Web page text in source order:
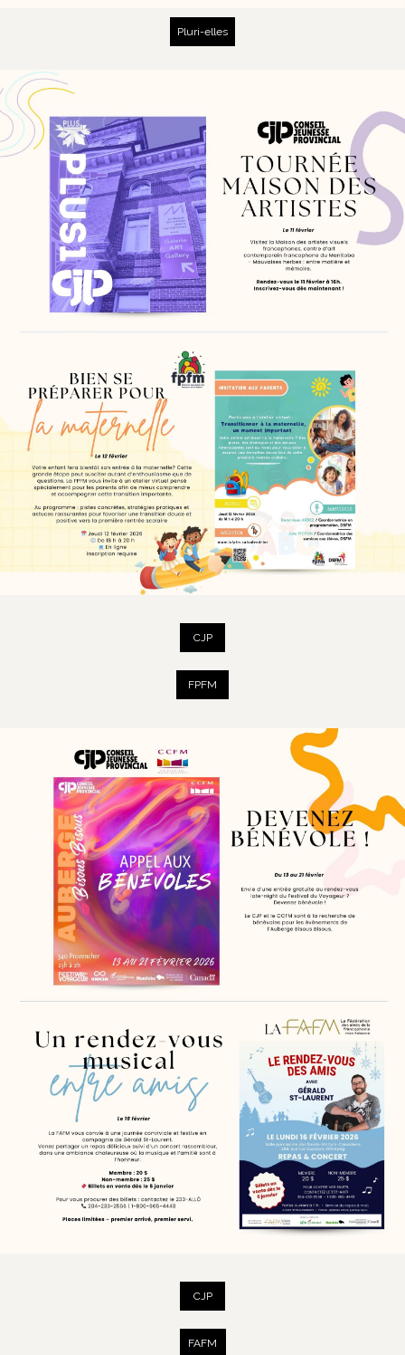
Pluri-elles
CJP
FPFM
CJP
FAFM